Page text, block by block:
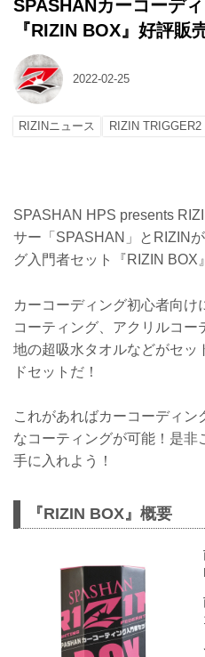
SPASHANカーコーデ
『RIZIN BOX』好評販
2022-02-25
RIZINニュース RIZIN TRIGGER2
SPASHAN HPS presents
サー「SPASHAN」とRIZIN
グ入門者セット『RIZIN BOX
カーコーディング初心者向
コーティング、アクリルコ
地の超吸水タオルなどがセッ
ドセットだ！
これがあればカーコーディ
なコーティングが可能！是非
手に入れよう！
『RIZIN BOX』概要